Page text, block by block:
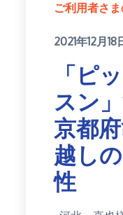
ご利用者さ
Posted
2021年12月18
「ピ
スン
京都
越し
性